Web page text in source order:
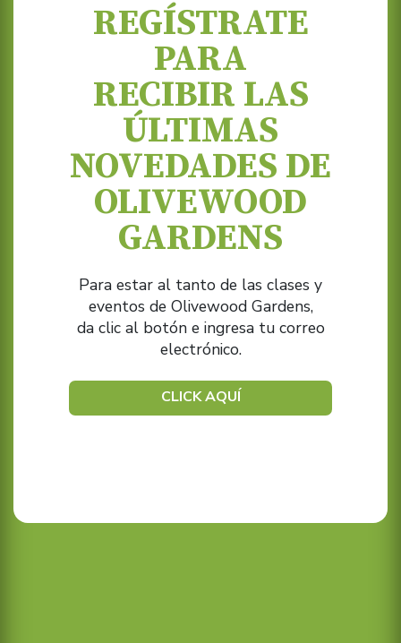
REGÍSTRATE
PARA
RECIBIR LAS
ÚLTIMAS
NOVEDADES DE
OLIVEWOOD
GARDENS
Para estar al tanto de las clases y
eventos de Olivewood Gardens,
da clic al botón e ingresa tu correo
electrónico.
CLICK AQUÍ